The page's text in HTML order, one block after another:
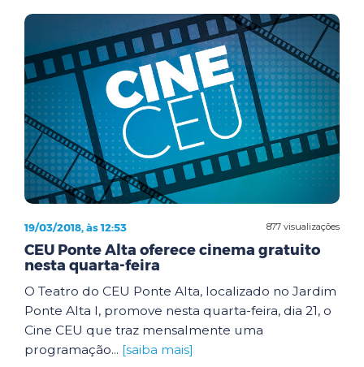
877 visualizações
19/03/2018, às 12:53
CEU Ponte Alta oferece cinema gratuito
nesta quarta-feira
O Teatro do CEU Ponte Alta, localizado no Jardim
Ponte Alta I, promove nesta quarta-feira, dia 21, o
Cine CEU que traz mensalmente uma
programação... [saiba mais]